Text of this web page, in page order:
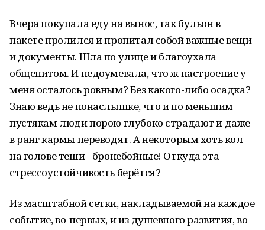
Вчера покупала еду на вынос, так бульон в
пакете пролился и пропитал собой важные вещи
и документы. Шла по улице и благоухала
общепитом. И недоумевала, что ж настроение у
меня осталось ровным? Без какого-либо осадка?
Знаю ведь не понаслышке, что и по меньшим
пустякам люди порою глубоко страдают и даже
в ранг кармы переводят. А некоторым хоть кол
на голове теши - бронебойные! Откуда эта
стрессоустойчивость берётся?
Из масштабной сетки, накладываемой на каждое
событие, во-первых, и из душевного развития, во-